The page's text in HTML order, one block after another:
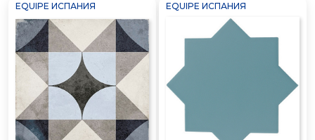
EQUIPE ИСПАНИЯ EQUIPE ИСПАНИЯ